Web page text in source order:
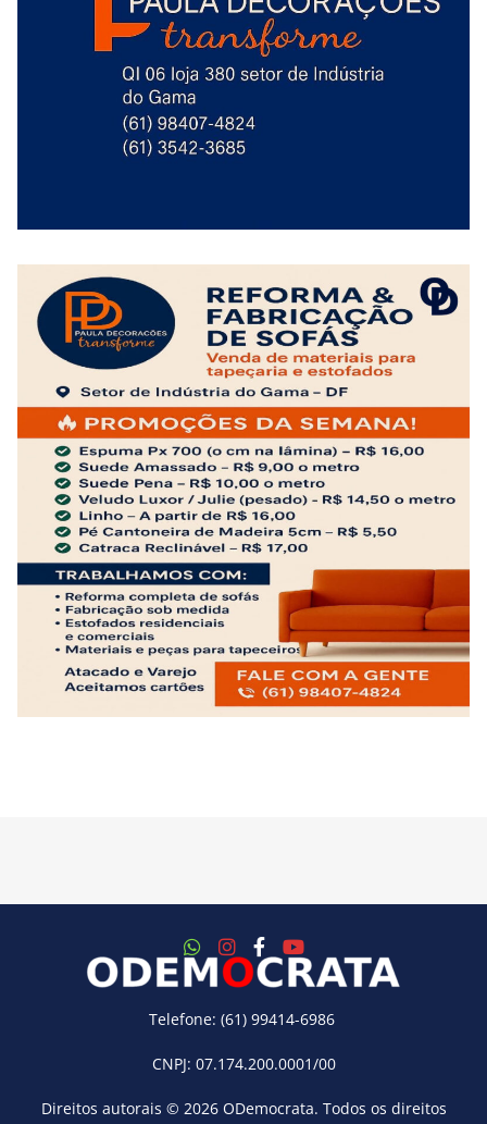
Telefone: (61) 99414-6986
CNPJ: 07.174.200.0001/00
Direitos autorais © 2026 ODemocrata. Todos os direitos